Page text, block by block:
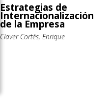
Estrategias de
Internacionalización
de la Empresa
Claver Cortés, Enrique